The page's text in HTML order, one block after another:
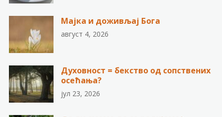
Мајка и доживљај Бога
август 4, 2026
Духовност = бекство од сопствених
осећања?
јул 23, 2026